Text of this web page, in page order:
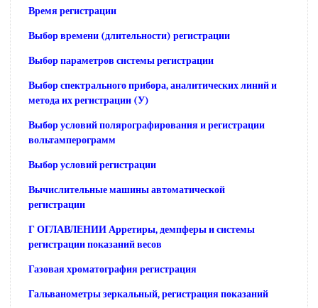
Время регистрации
Выбор времени (длительности) регистрации
Выбор параметров системы регистрации
Выбор спектрального прибора, аналитических линий и
метода их регистрации (У)
Выбор условий полярографирования и регистрации
вольтамперограмм
Выбор условий регистрации
Вычислительные машины автоматической
регистрации
Г ОГЛАВЛЕНИИ Арретиры, демпферы и системы
регистрации показаний весов
Газовая хроматография регистрация
Гальванометры зеркальный, регистрация показаний